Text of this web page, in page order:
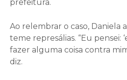
prefeitura.
Ao relembrar o caso, Daniela
teme represálias. “Eu pensei:
fazer alguma coisa contra
diz.